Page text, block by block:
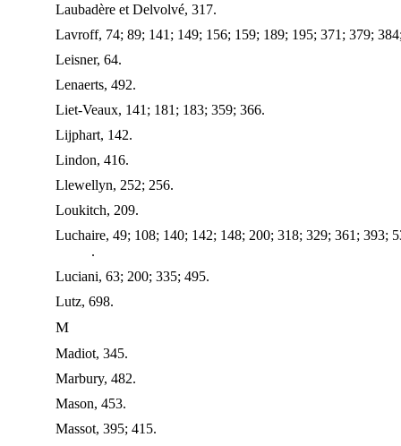
Laubadère et Delvolvé, 317.
Lavroff, 74; 89; 141; 149; 156; 159; 189; 195; 371; 379;
Leisner, 64.
Lenaerts, 492.
Liet-Veaux, 141; 181; 183; 359; 366.
Lijphart, 142.
Lindon, 416.
Llewellyn, 252; 256.
Loukitch, 209.
Luchaire, 49; 108; 140; 142; 148; 200; 318; 329; 361; 393;
.
Luciani, 63; 200; 335; 495.
Lutz, 698.
M
Madiot, 345.
Marbury, 482.
Mason, 453.
Massot, 395; 415.